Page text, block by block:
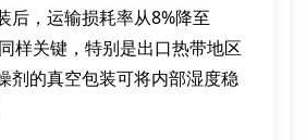
后，运输损耗率从8%降至
样关键，特别是出口热带地区
剂的真空包装可将内部湿度稳